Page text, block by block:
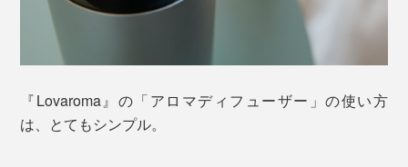
カラーは「シャンパンゴールド」「シルバー」「ブラッ
クゴールド」の3色。素材は高級感のある「アルミ合
『Lovaroma』の「アロマディフューザー」の使い方
は、とてもシンプル。